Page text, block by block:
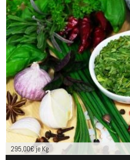
295,00€ je Kg